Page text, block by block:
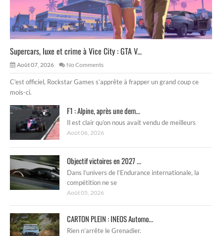
Supercars, luxe et crime à Vice City : GTA V...
Août 07, 2026 No Comments
C’est officiel, Rockstar Games s’apprête à frapper un grand coup ce
mois-ci.
F1 : Alpine, après une dem...
Il est clair qu’on nous avait vendu de meilleurs
Août 06, 2026
Objectif victoires en 2027 ...
Dans l’univers de l’Endurance internationale, la
compétition ne se
Août 05, 2026
CARTON PLEIN : INEOS Automo...
Rien n’arrête le Grenadier.